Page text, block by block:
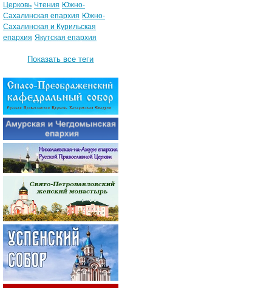
Церковь Чтения Южно-
Сахалинская епархия Южно-
Сахалинская и Курильская
епархия Якутская епархия
Показать все теги